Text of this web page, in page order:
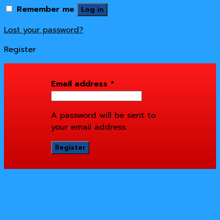
Remember me
Log in
Lost your password?
Register
Email address *
A password will be sent to
your email address.
Register